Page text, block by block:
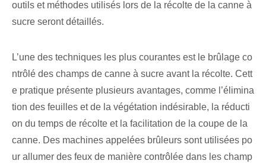
outils et méthodes utilisés lors de la récolte de la canne à
sucre seront détaillés.
L’une des techniques les plus courantes est le brûlage co
ntrôlé des champs de canne à sucre avant la récolte. Cett
e pratique présente plusieurs avantages, comme l’élimina
tion des feuilles et de la végétation indésirable, la réducti
on du temps de récolte et la facilitation de la coupe de la
canne. Des machines appelées brûleurs sont utilisées po
ur allumer des feux de manière contrôlée dans les champ